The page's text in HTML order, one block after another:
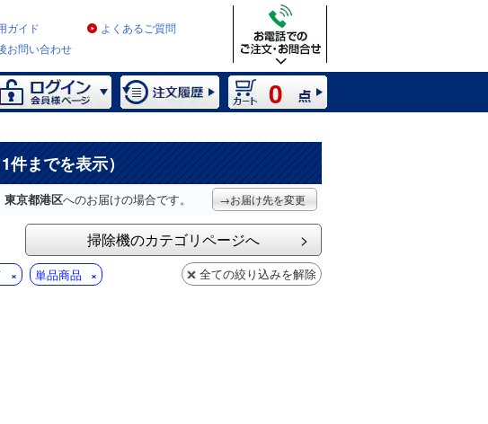
ガイド
よくあるご質問
お問い合わせ
0
までを表示）
東京都港区へのお届けの場合です。 →お届け先を変更
掃除機のカテゴリページへ
単品商品 全ての絞り込みを解除